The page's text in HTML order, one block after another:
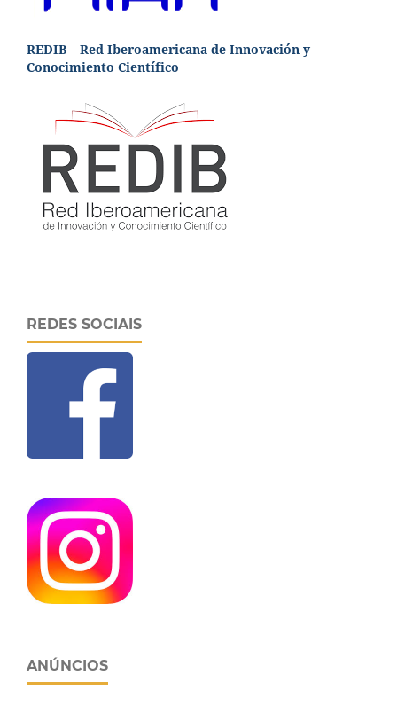
REDIB – Red Iberoamericana de Innovación y
Conocimiento Científico
REDES SOCIAIS
ANÚNCIOS